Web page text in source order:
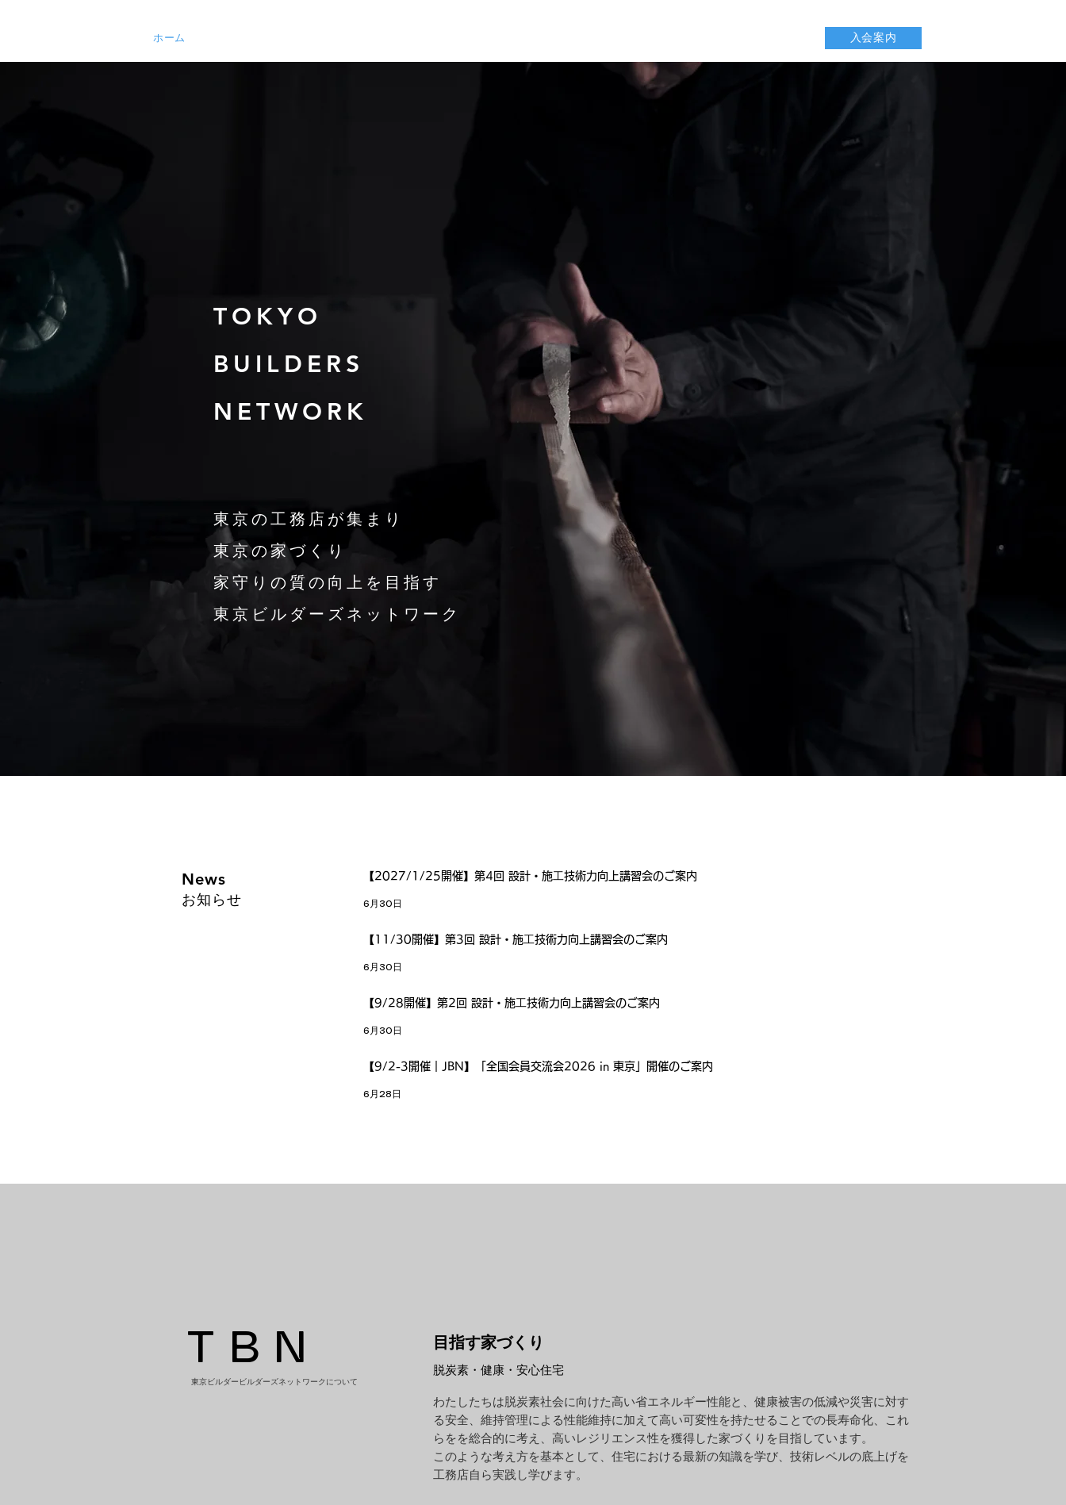
ホーム 入会案内
TOKYO
BUILDERS
NETWORK
東京の工務店が集まり
東京の家づくり
家守りの質の向上を目指す
​東京ビルダーズネットワーク
【2027/1/25開催】第4回 設計・施⼯技術力向上講習会のご案内
6月30日
【11/30開催】第3回 設計・施⼯技術力向上講習会のご案内
6月30日
【9/28開催】第2回 設計・施⼯技術力向上講習会のご案内
6月30日
【9/2-3開催｜JBN】「全国会員交流会2026 in 東京」開催のご案内
6月28日
News
お知らせ
TBN
東京ビルダービルダーズネットワークについて
目指す家づくり
脱炭素・健康・安心住宅
わたしたちは脱炭素社会に向けた高い省エネルギー性能と、健康被害の低減や災害に対す
る安全、維持管理による性能維持に加えて高い可変性を持たせることでの長寿命化、これ
らをを総合的に考え、高いレジリエンス性を獲得した家づくりを目指しています。
このような考え方を基本として、住宅における最新の知識を学び、技術レベルの底上げを
工務店自ら実践し学びます。